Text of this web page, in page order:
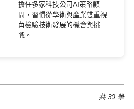
擔任多家科技公司AI策略顧
問，習慣從學術與產業雙重視
角檢驗技術發展的機會與挑
戰。
共 30 筆